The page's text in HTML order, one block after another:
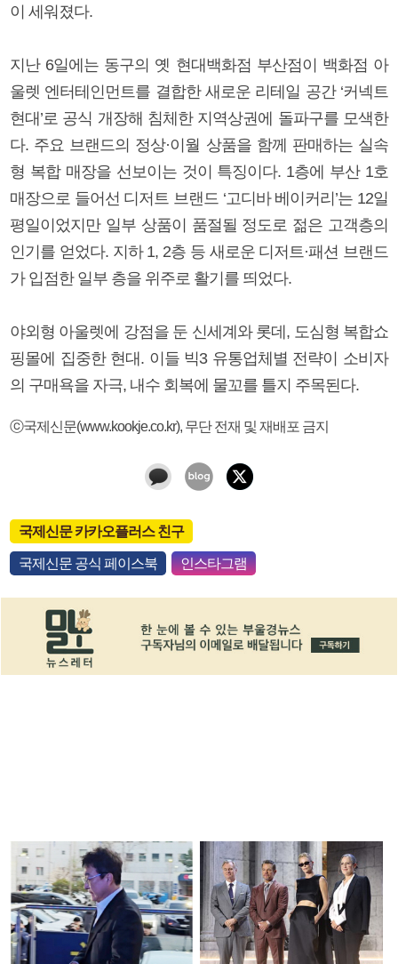
이 세워졌다.
지난 6일에는 동구의 옛 현대백화점 부산점이 백화점 아
울렛 엔터테인먼트를 결합한 새로운 리테일 공간 ‘커넥트
현대’로 공식 개장해 침체한 지역상권에 돌파구를 모색한
다. 주요 브랜드의 정상·이월 상품을 함께 판매하는 실속
형 복합 매장을 선보이는 것이 특징이다. 1층에 부산 1호
매장으로 들어선 디저트 브랜드 ‘고디바 베이커리’는 12일
평일이었지만 일부 상품이 품절될 정도로 젊은 고객층의
인기를 얻었다. 지하 1, 2층 등 새로운 디저트·패션 브랜드
가 입점한 일부 층을 위주로 활기를 띄었다.
야외형 아울렛에 강점을 둔 신세계와 롯데, 도심형 복합쇼
핑몰에 집중한 현대. 이들 빅3 유통업체별 전략이 소비자
의 구매욕을 자극, 내수 회복에 물꼬를 틀지 주목된다.
ⓒ국제신문(www.kookje.co.kr), 무단 전재 및 재배포 금지
국제신문 카카오플러스 친구
국제신문 공식 페이스북 인스타그램